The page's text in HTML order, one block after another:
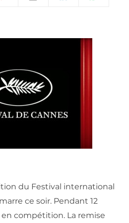
du Festival international
ce soir. Pendant 12
en compétition. La remise